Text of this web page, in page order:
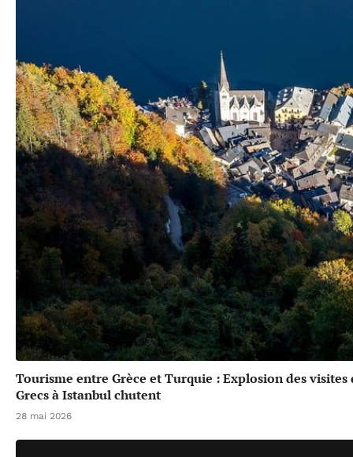
Tourisme entre Grèce et Turquie : Explosion des
Grecs à Istanbul chutent
28 mai 2026